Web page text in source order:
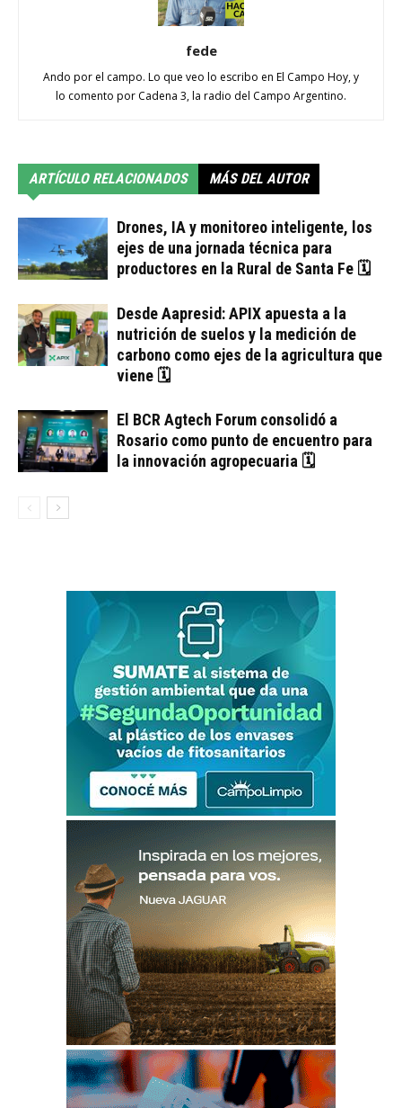
fede
Ando por el campo. Lo que veo lo escribo en El Campo Hoy, y
lo comento por Cadena 3, la radio del Campo Argentino.
ARTÍCULO RELACIONADOS MÁS DEL AUTOR
Drones, IA y monitoreo inteligente, los
ejes de una jornada técnica para
productores en la Rural de Santa Fe 🗓
Desde Aapresid: APIX apuesta a la
nutrición de suelos y la medición de
carbono como ejes de la agricultura que
viene 🗓
El BCR Agtech Forum consolidó a
Rosario como punto de encuentro para
la innovación agropecuaria 🗓